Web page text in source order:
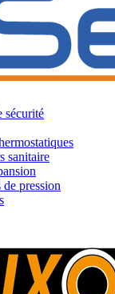
sécurité
sanitaire
pression